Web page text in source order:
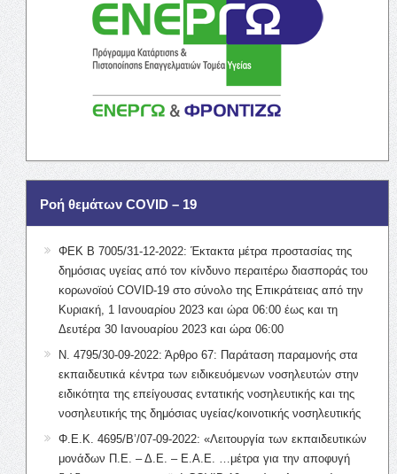
Ροή θεμάτων COVID – 19
ΦΕΚ Β 7005/31-12-2022: Έκτακτα μέτρα προστασίας της
δημόσιας υγείας από τον κίνδυνο περαιτέρω διασποράς του
κορωνοϊού COVID-19 στο σύνολο της Επικράτειας από την
Κυριακή, 1 Ιανουαρίου 2023 και ώρα 06:00 έως και τη
Δευτέρα 30 Ιανουαρίου 2023 και ώρα 06:00
Ν. 4795/30-09-2022: Άρθρο 67: Παράταση παραμονής στα
εκπαιδευτικά κέντρα των ειδικευόμενων νοσηλευτών στην
ειδικότητα της επείγουσας εντατικής νοσηλευτικής και της
νοσηλευτικής της δημόσιας υγείας/κοινοτικής νοσηλευτικής
Φ.Ε.Κ. 4695/Β’/07-09-2022: «Λειτουργία των εκπαιδευτικών
μονάδων Π.Ε. – Δ.Ε. – Ε.Α.Ε. …μέτρα για την αποφυγή